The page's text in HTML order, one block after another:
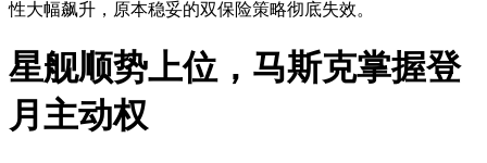
性大幅飙升，原本稳妥的双保险策略彻底失效。
星舰顺势上位，马斯克掌握登
月主动权